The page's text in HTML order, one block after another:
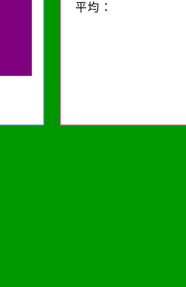
平均：